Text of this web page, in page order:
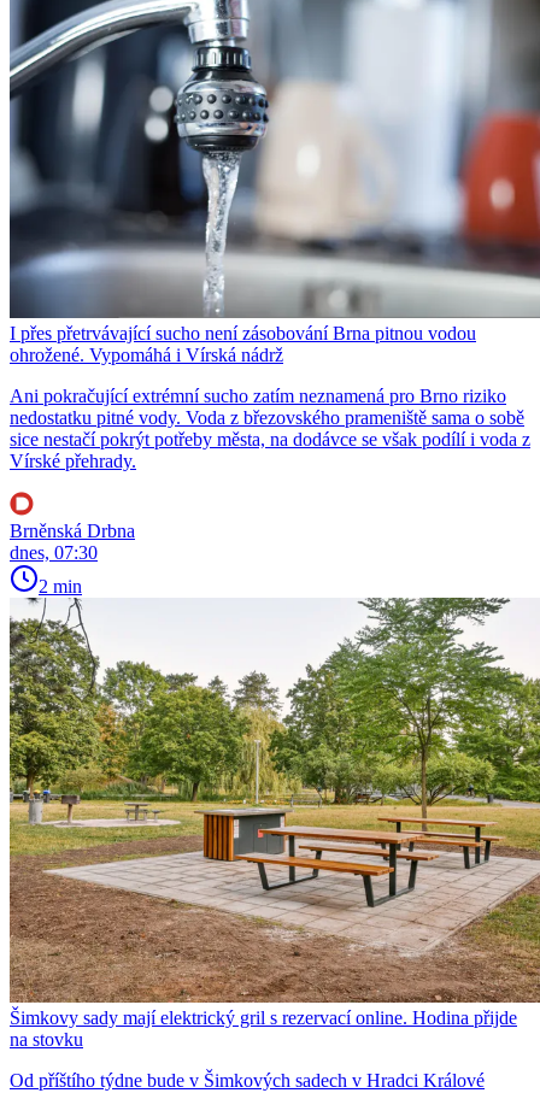
I přes přetrvávající sucho není zásobování Brna pitnou vodou
ohrožené. Vypomáhá i Vírská nádrž
Ani pokračující extrémní sucho zatím neznamená pro Brno riziko
nedostatku pitné vody. Voda z březovského prameniště sama o sobě
sice nestačí pokrýt potřeby města, na dodávce se však podílí i voda z
Vírské přehrady.
Brněnská Drbna
dnes, 07:30
2 min
Šimkovy sady mají elektrický gril s rezervací online. Hodina přijde
na stovku
Od příštího týdne bude v Šimkových sadech v Hradci Králové